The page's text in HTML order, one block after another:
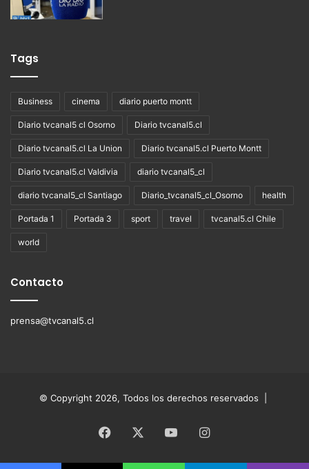
Tags
Business cinema diario puerto montt
Diario tvcanal5 cl Osorno Diario tvcanal5.cl
Diario tvcanal5.cl La Union Diario tvcanal5.cl Puerto Montt
Diario tvcanal5.cl Valdivia diario tvcanal5_cl
diario tvcanal5_cl Santiago Diario_tvcanal5_cl_Osorno health
Portada 1 Portada 3 sport travel tvcanal5.cl Chile
world
Contacto
prensa@tvcanal5.cl
© Copyright 2026, Todos los derechos reservados |
Facebook YouTubeInstagram